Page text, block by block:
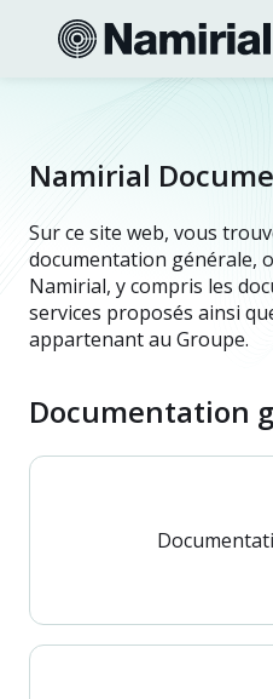
Namirial
Sur ce site web, vous
documentation générale,
Namirial, y compris les
services proposés ainsi
appartenant au Groupe.
Documentation